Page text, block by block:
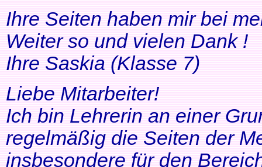
Ihre Seiten haben mir bei
Weiter so und vielen Dank !
Ihre Saskia (Klasse 7)
Liebe Mitarbeiter!
Ich bin Lehrerin an einer
regelmäßig die Seiten der
insbesondere für den